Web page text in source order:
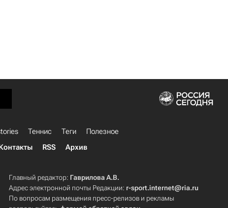
Теннис Теги
Полезное
RSS Архив
Главный редактор: Гаврилова А.В.
Адрес электронной почты Редакции: r-sport.internet@ria.ru
По вопросам размещения пресс-релизов и рекламы